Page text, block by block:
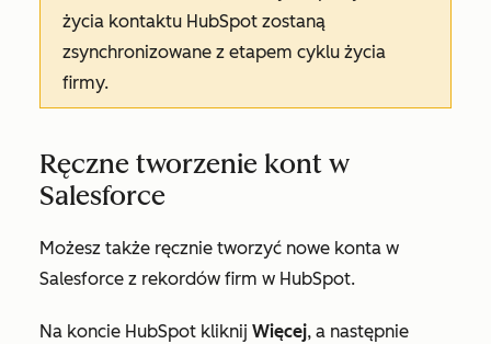
życia kontaktu HubSpot zostaną
zsynchronizowane z etapem cyklu życia
firmy.
Ręczne tworzenie kont w
Salesforce
Możesz także ręcznie tworzyć nowe konta w
Salesforce z rekordów firm w HubSpot.
Na koncie HubSpot kliknij Więcej, a następnie